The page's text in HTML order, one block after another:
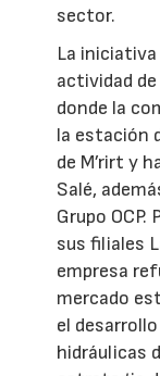
sector.
La
actividad
donde la
la estación
de M’rirt y
Salé,
Grupo
sus filiales
empresa
mercado
el
hidráulicas